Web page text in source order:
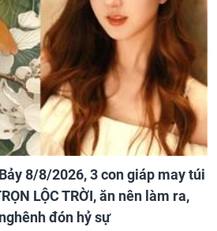
8/8/2026, 3 con giáp may túi
LỘC TRỜI, ăn nên làm ra,
đón hỷ sự